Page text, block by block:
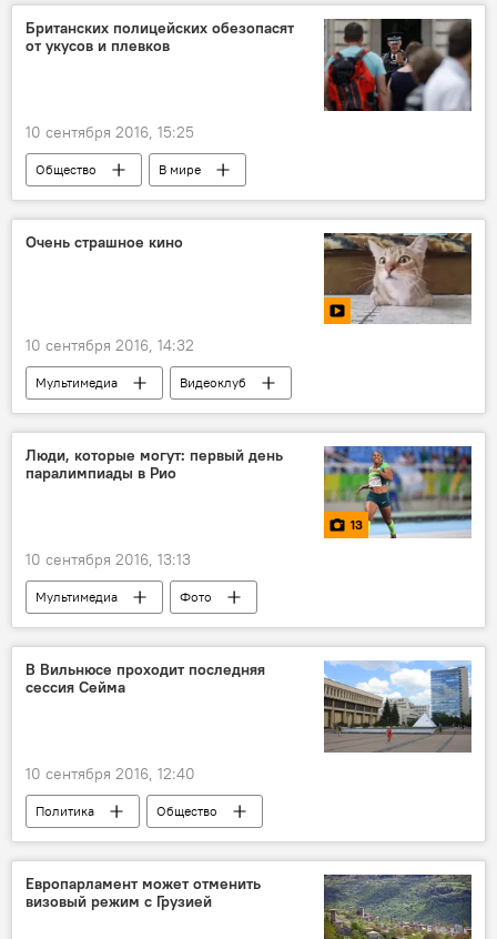
Британских полицейских обезопасят
от укусов и плевков
10 сентября 2016, 15:25
Общество В мире
Очень страшное кино
10 сентября 2016, 14:32
Мультимедиа Видеоклуб
Люди, которые могут: первый день
паралимпиады в Рио
13
10 сентября 2016, 13:13
Мультимедиа Фото
В Вильнюсе проходит последняя
сессия Сейма
10 сентября 2016, 12:40
Политика
Общество
Выборы в Сейм: осень — перемен восемь
Европарламент может отменить
визовый режим с Грузией